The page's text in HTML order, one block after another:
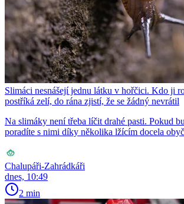
Slimáci nesnášejí jednu látku v hořčici. Kdo ji
postříká zelí, do rána zjistí, že se žádný nevrátil
Na slimáky není třeba líčit drahé pasti. Pokud
poradíte s nimi díky několika lžícím docela
Chalupáři-Zahrádkáři
dnes, 10:49
2 min